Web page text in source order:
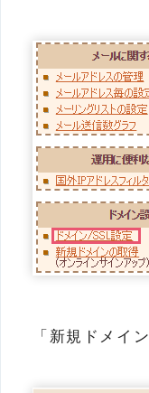
「新規ドメイ